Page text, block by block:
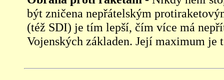
být zničena nepřátelským
(též SDI) je tím lepší, čím více má
Vojenských základen. Její maximum je